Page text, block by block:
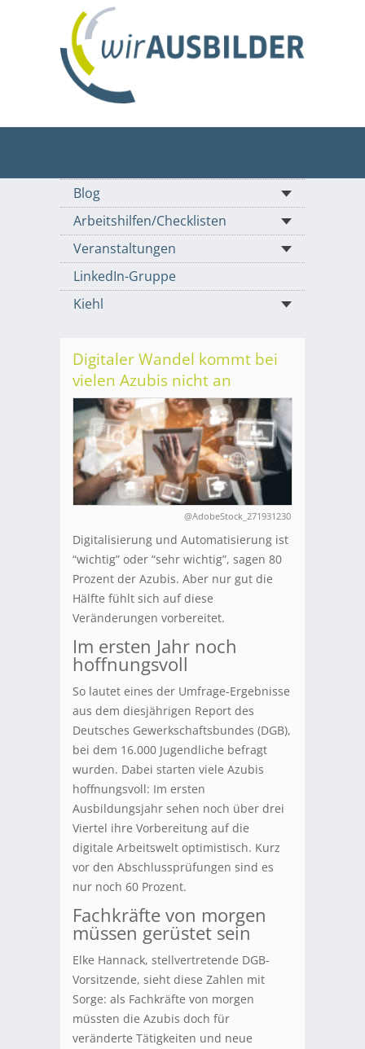
Blog
Arbeitshilfen/Checklisten
Veranstaltungen
LinkedIn-Gruppe
Kiehl
Digitaler Wandel kommt bei
vielen Azubis nicht an
@AdobeStock_271931230
Digitalisierung und Automatisierung ist
“wichtig” oder “sehr wichtig”, sagen 80
Prozent der Azubis. Aber nur gut die
Hälfte fühlt sich auf diese
Veränderungen vorbereitet.
Im ersten Jahr noch
hoffnungsvoll
So lautet eines der Umfrage-Ergebnisse
aus dem diesjährigen Report des
Deutsches Gewerkschaftsbundes (DGB),
bei dem 16.000 Jugendliche befragt
wurden. Dabei starten viele Azubis
hoffnungsvoll: Im ersten
Ausbildungsjahr sehen noch über drei
Viertel ihre Vorbereitung auf die
digitale Arbeitswelt optimistisch. Kurz
vor den Abschlussprüfungen sind es
nur noch 60 Prozent.
Fachkräfte von morgen
müssen gerüstet sein
Elke Hannack, stellvertretende DGB-
Vorsitzende, sieht diese Zahlen mit
Sorge: als Fachkräfte von morgen
müssten die Azubis doch für
veränderte Tätigkeiten und neue